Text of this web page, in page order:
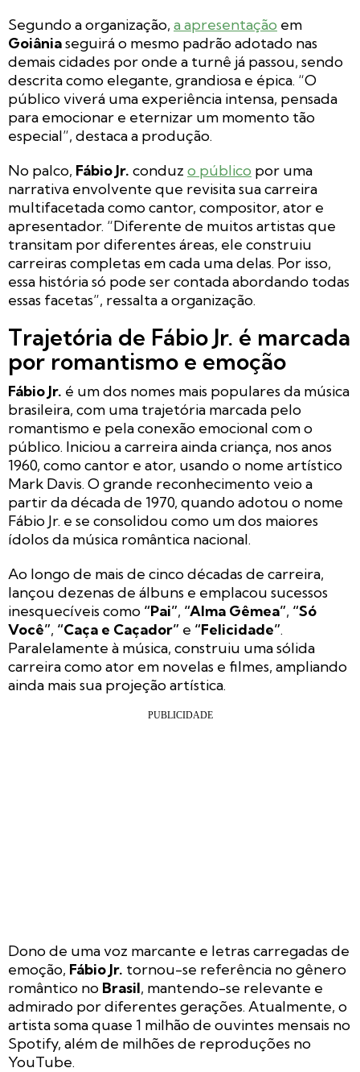
Segundo a organização, a apresentação em
Goiâniaseguirá o mesmo padrão adotado nas
demais cidades por onde a turnê já passou, sendo
descrita como elegante, grandiosa e épica. “O
público viverá uma experiência intensa, pensada
para emocionar e eternizar um momento tão
especial”, destaca a produção.
No palco, Fábio Jr. conduz o público por uma
narrativa envolvente que revisita sua carreira
multifacetada como cantor, compositor, ator e
apresentador. “Diferente de muitos artistas que
transitam por diferentes áreas, ele construiu
carreiras completas em cada uma delas. Por isso,
essa história só pode ser contada abordando todas
essas facetas”, ressalta a organização.
Trajetória de Fábio Jr. é marcada
por romantismo e emoção
Fábio Jr. é um dos nomes mais populares da música
brasileira, com uma trajetória marcada pelo
romantismo e pela conexão emocional com o
público. Iniciou a carreira ainda criança, nos anos
1960, como cantor e ator, usando o nome artístico
Mark Davis. O grande reconhecimento veio a
partir da década de 1970, quando adotou o nome
Fábio Jr. e se consolidou como um dos maiores
ídolos da música romântica nacional.
Ao longo de mais de cinco décadas de carreira,
lançou dezenas de álbuns e emplacou sucessos
inesquecíveis como “Pai”, “Alma Gêmea”, “Só
Você”, “Caça e Caçador” e “Felicidade”.
Paralelamente à música, construiu uma sólida
carreira como ator em novelas e filmes, ampliando
ainda mais sua projeção artística.
Dono de uma voz marcante e letras carregadas de
emoção, Fábio Jr. tornou-se referência no gênero
romântico no Brasil, mantendo-se relevante e
admirado por diferentes gerações. Atualmente, o
artista soma quase 1 milhão de ouvintes mensais no
Spotify, além de milhões de reproduções no
YouTube.